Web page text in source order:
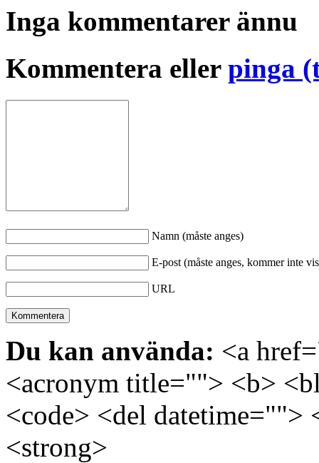
Inga kommentarer ännu
Kommentera eller pinga
Namn (måste anges)
E-post (måste anges, kommer inte
URL
Du kan använda: <a
<acronym title=""> <b>
<code> <del
<strong>